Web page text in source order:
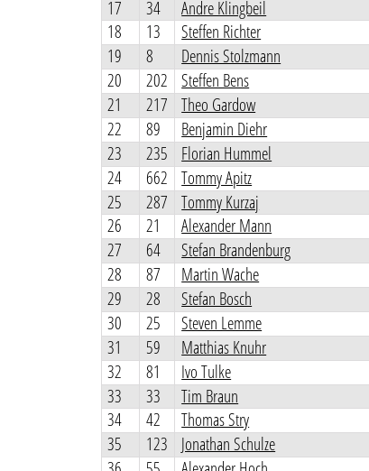
17
34 Andre Klingbeil
18
13 Steffen Richter
19
8 Dennis Stolzmann
20
202 Steffen Bens
21
217 Theo Gardow
22
89 Benjamin Diehr
23
235 Florian Hummel
24
662 Tommy Apitz
25
287 Tommy Kurzaj
26
21 Alexander Mann
27
64 Stefan Brandenburg
28
87 Martin Wache
29
28 Stefan Bosch
30
25 Steven Lemme
31
59 Matthias Knuhr
32
81 Ivo Tulke
33
33 Tim Braun
34
42 Thomas Stry
35
123 Jonathan Schulze